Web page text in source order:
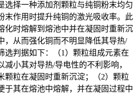
选择一种添加剂颗粒与纯铜粉末均匀
末作用时提升纯铜的激光吸收率。此
化时熔解到熔池中并在凝固时重新沉
，从而强化铜而不明显降低其导热/
选判据如下：（1）颗粒组成元素在
小其对导热/导电性的不利影响，
颗粒在凝固时重新沉淀；（2）颗粒
于其在熔池中熔解，并在凝固过程中